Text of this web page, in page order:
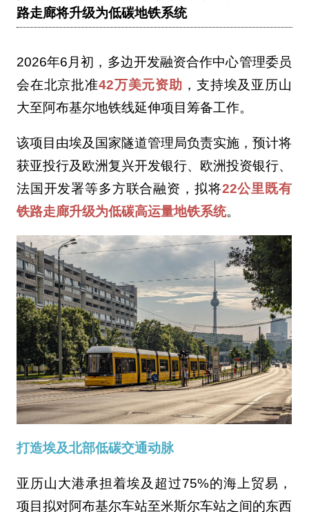
路走廊将升级为低碳地铁系统
2026年6月初，多边开发融资合作中心管理委员
会在北京批准42万美元资助 ，支持埃及亚历山
大至阿布基尔地铁线延伸项目筹备工作。
该项目由埃及国家隧道管理局负责实施，预计将
获亚投行及欧洲复兴开发银行、欧洲投资银行、
法国开发署等多方联合融资，拟将22公里既有
铁路走廊升级为低碳高运量地铁系统。
打造埃及北部低碳交通动脉
亚历山大港承担着埃及超过75%的海上贸易，
项目拟对阿布基尔车站至米斯尔车站之间的东西